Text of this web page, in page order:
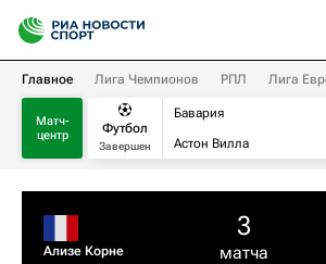
Главное Лига Чемпионов РПЛ Лига
Матч-
центр
Футбол
Завершен
Бавария
Астон Вилла
Ализе Корне
3
матча